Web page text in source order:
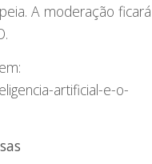
A moderação ficará
artificial-e-o-